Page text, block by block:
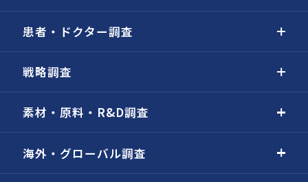
患者・ドクター調査
戦略調査
素材・原料・R&D調査
海外・グローバル調査